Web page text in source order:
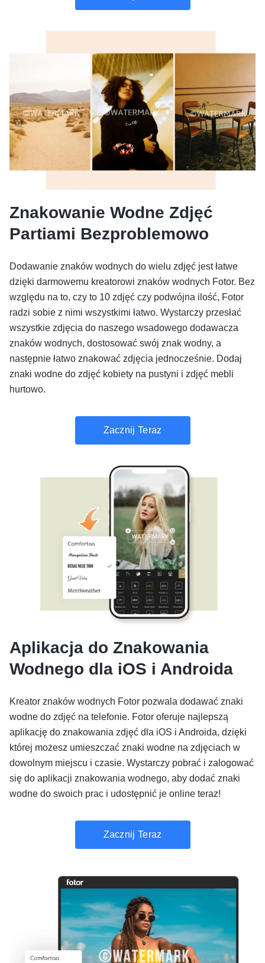
Znakowanie Wodne Zdjęć
Partiami Bezproblemowo
Dodawanie znaków wodnych do wielu zdjęć jest łatwe
dzięki darmowemu kreatorowi znaków wodnych Fotor. Bez
względu na to, czy to 10 zdjęć czy podwójna ilość, Fotor
radzi sobie z nimi wszystkimi łatwo. Wystarczy przesłać
wszystkie zdjęcia do naszego wsadowego dodawacza
znaków wodnych, dostosować swój znak wodny, a
następnie łatwo znakować zdjęcia jednocześnie. Dodaj
znaki wodne do zdjęć kobiety na pustyni i zdjęć mebli
hurtowo.
Zacznij Teraz
Aplikacja do Znakowania
Wodnego dla iOS i Androida
Kreator znaków wodnych Fotor pozwala dodawać znaki
wodne do zdjęć na telefonie. Fotor oferuje najlepszą
aplikację do znakowania zdjęć dla iOS i Androida, dzięki
której możesz umieszczać znaki wodne na zdjęciach w
dowolnym miejscu i czasie. Wystarczy pobrać i zalogować
się do aplikacji znakowania wodnego, aby dodać znaki
wodne do swoich prac i udostępnić je online teraz!
Zacznij Teraz